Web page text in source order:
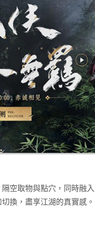
空取物與點穴，同時融
換，盡享江湖的真實感。